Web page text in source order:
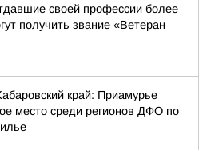
своей профессии более
получить звание «Ветеран
край: Приамурье
место среди регионов ДФО по